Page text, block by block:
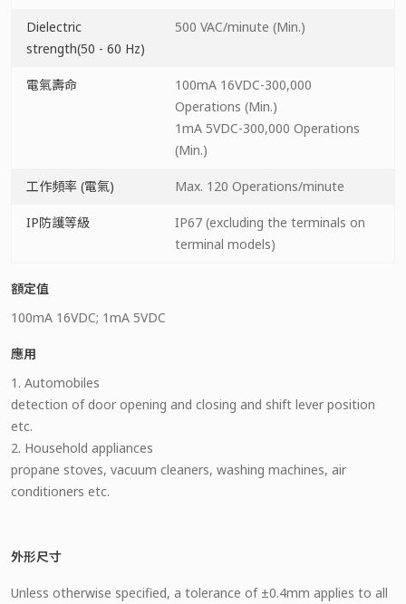
Dielectric
strength(50 - 60 Hz)
500 VAC/minute (Min.)
電氣壽命
100mA 16VDC-300,000
Operations (Min.)
1mA 5VDC-300,000 Operations
(Min.)
工作頻率 (電氣) Max. 120 Operations/minute
IP防護等級
IP67 (excluding the terminals on
terminal models)
額定值
100mA 16VDC; 1mA 5VDC
應用
1. Automobiles
detection of door opening and closing and shift lever position
etc.
2. Household appliances
propane stoves, vacuum cleaners, washing machines, air
conditioners etc.
外形尺寸
Unless otherwise specified, a tolerance of ±0.4mm applies to all